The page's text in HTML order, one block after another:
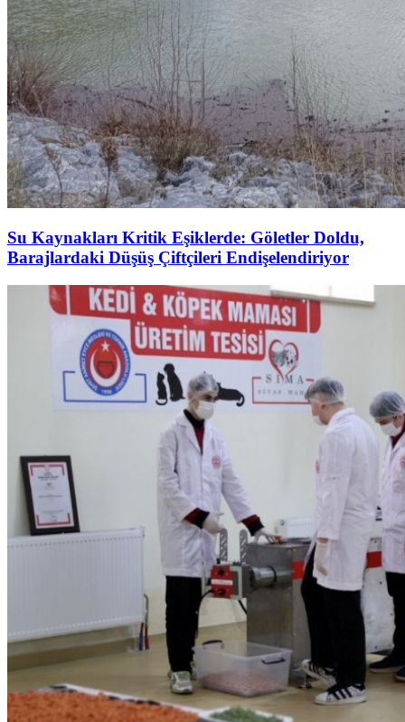
Su Kaynakları Kritik Eşiklerde: Göletler Doldu,
Barajlardaki Düşüş Çiftçileri Endişelendiriyor